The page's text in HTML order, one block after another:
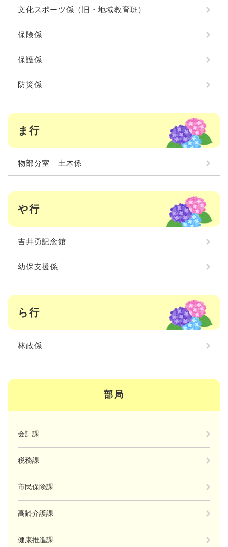
文化スポーツ係（旧・地域教育班）
保険係
保護係
防災係
ま行
物部分室 土木係
や行
吉井勇記念館
幼保支援係
ら行
林政係
部局
会計課
税務課
市民保険課
高齢介護課
健康推進課